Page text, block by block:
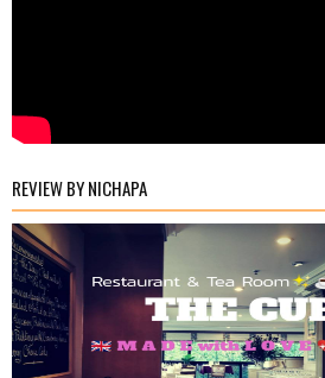
REVIEW BY NICHAPA